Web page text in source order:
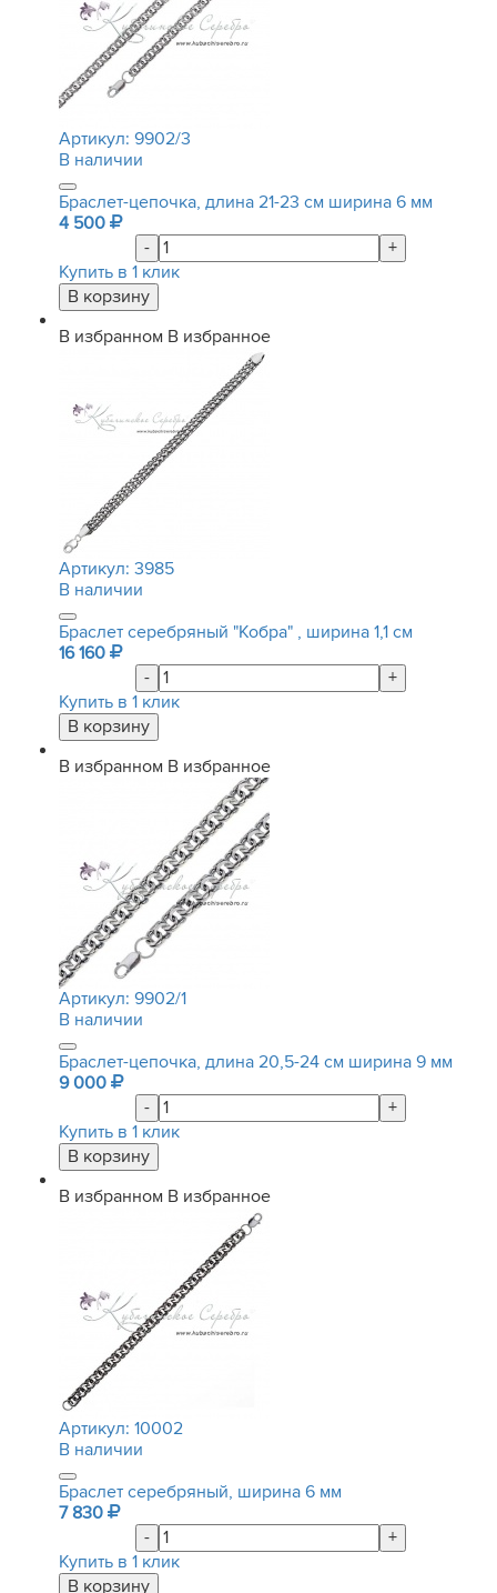
Артикул: 9902/3
В наличии
Браслет-цепочка, длина 21-23 см ширина 6 мм
4 500
-
+
Купить в 1 клик
В избранном В избранное
Артикул: 3985
В наличии
Браслет серебряный "Кобра" , ширина 1,1 см
16 160
-
+
Купить в 1 клик
В избранном В избранное
Артикул: 9902/1
В наличии
Браслет-цепочка, длина 20,5-24 см ширина 9 мм
9 000
-
+
Купить в 1 клик
В избранном В избранное
Артикул: 10002
В наличии
Браслет серебряный, ширина 6 мм
7 830
-
+
Купить в 1 клик